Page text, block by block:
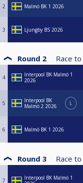
2 Malmö BK 1 2026
3 Ljungby BS 2026
Round 2 Race to
4
Interpool BK Malmö 1
2026
5
Interpool BK
Malmö 2 2026
L
6 Malmö BK 1 2026
Round 3 Race to
7
Interpool BK Malmö 1